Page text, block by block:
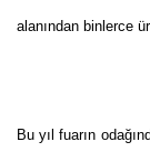
alanından binlerce
Bu yıl fuarın